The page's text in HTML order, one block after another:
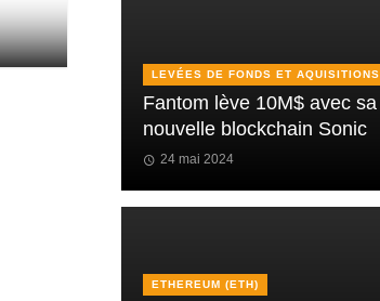
LEVÉES DE FONDS ET AQUISITIONS
Fantom lève 10M$ avec sa
nouvelle blockchain Sonic
24 mai 2024
ETHEREUM (ETH)